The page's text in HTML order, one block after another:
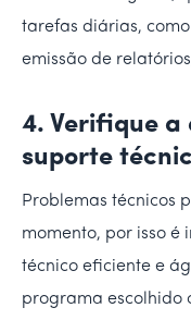
tarefas diárias,
emissão de
4. Verifique a
suporte
Problemas técnicos
momento, por isso é
técnico eficiente e
programa escolhido